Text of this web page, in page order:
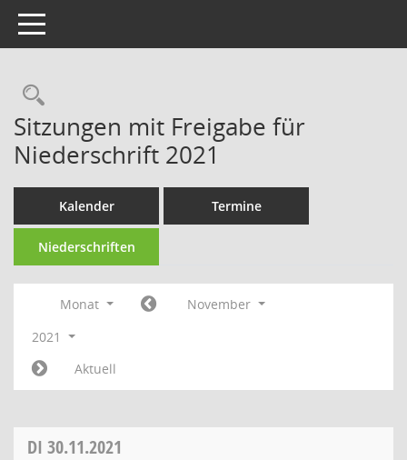
Toggle navigation
Rechercheauswahl
Sitzungen mit Freigabe für
Niederschrift 2021
Kalender Termine
Niederschriften
Monat
November
2021
Aktuell
DI 30.11.2021